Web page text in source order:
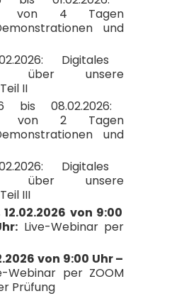
von 4 Tagen
und
Digitales
über unsere
II
bis 08.02.2026:
von 2 Tagen
und
Digitales
über unsere
III
von 9:00
Live-Webinar per
von 9:00 Uhr –
Webinar per ZOOM
Prüfung